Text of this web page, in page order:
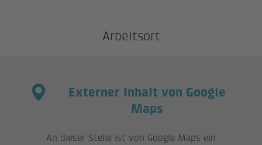
Arbeitsort
Externer Inhalt von Google
Maps
An dieser Stelle ist von Google Maps ein